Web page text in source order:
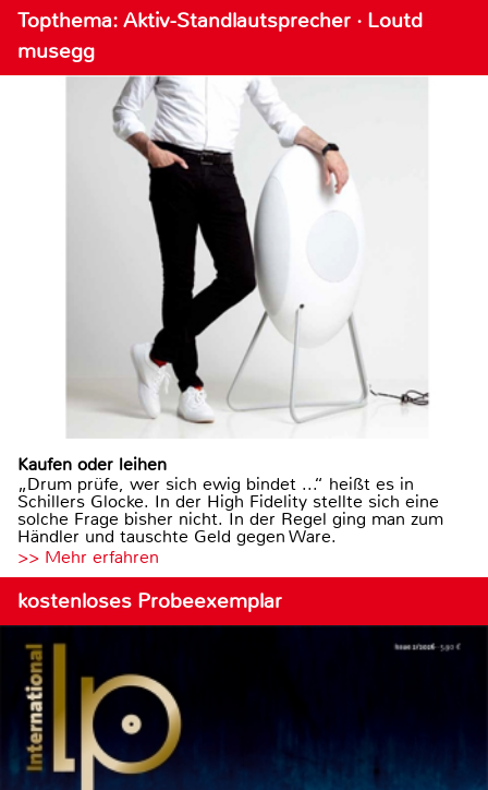
Topthema: Aktiv-Standlautsprecher · Loutd
musegg
Kaufen oder leihen
„Drum prüfe, wer sich ewig bindet ...“ heißt es in
Schillers Glocke. In der High Fidelity stellte sich eine
solche Frage bisher nicht. In der Regel ging man zum
Händler und tauschte Geld gegen Ware.
>> Mehr erfahren
kostenloses Probeexemplar